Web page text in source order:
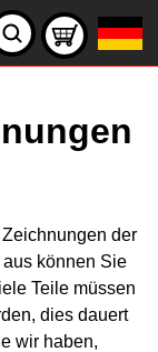
der
können Sie
Teile müssen
dies dauert
wir haben,